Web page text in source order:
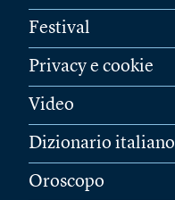
Festival
Privacy e cookie
Video
Dizionario italiano
Oroscopo